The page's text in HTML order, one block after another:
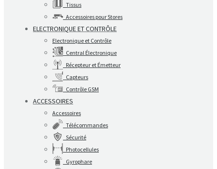
Tissus
Accessoires pour Stores
ELECTRONIQUE ET CONTRÔLE
Electronique et Contrôle
Central Électronique
Récepteur et Émetteur
Capteurs
Contrôle GSM
ACCESSOIRES
Accessoires
Télécommandes
Sécurité
Photocellules
Gyrophare